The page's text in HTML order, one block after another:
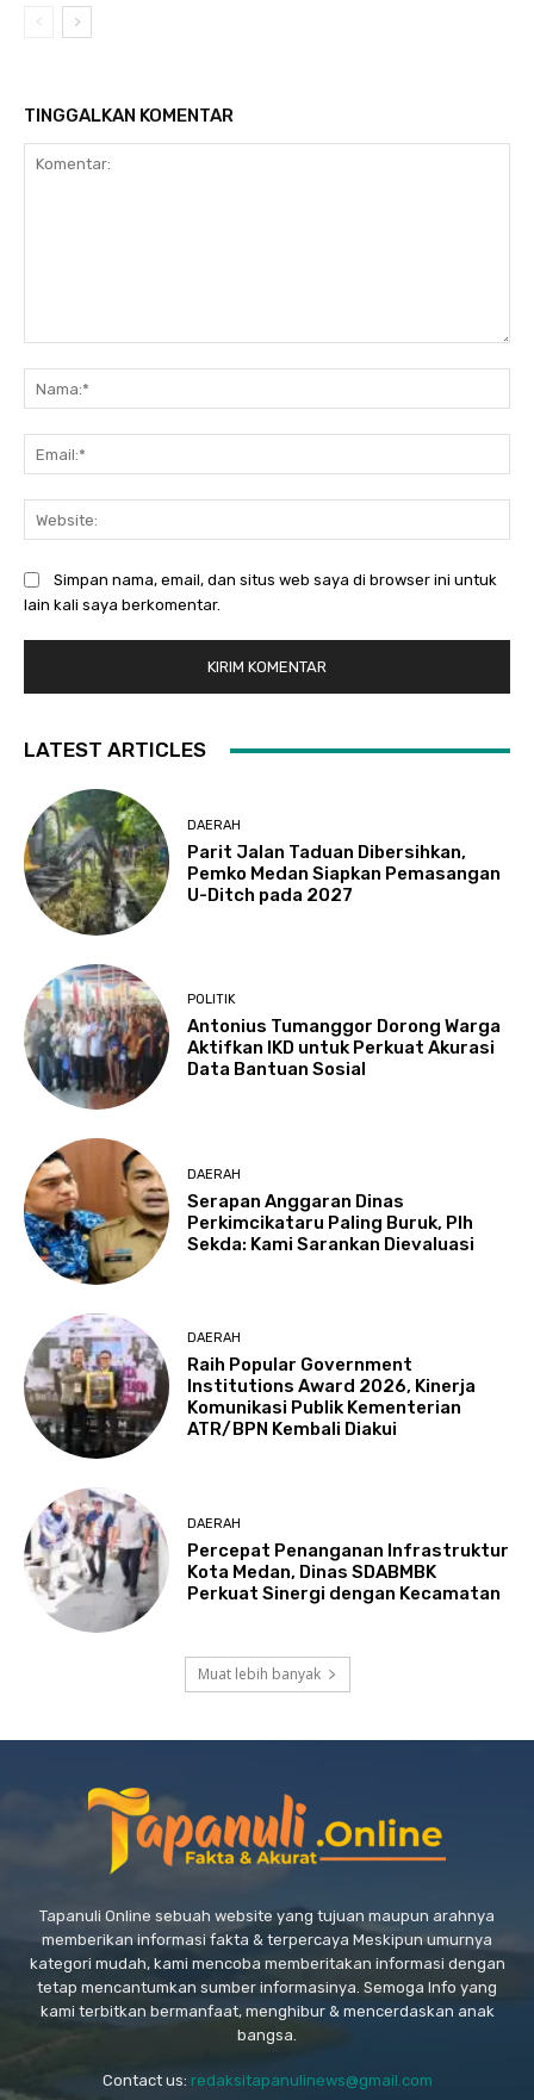
TINGGALKAN KOMENTAR
Simpan nama, email, dan situs web saya di browser ini untuk
lain kali saya berkomentar.
LATEST ARTICLES
DAERAH
Parit Jalan Taduan Dibersihkan,
Pemko Medan Siapkan Pemasangan
U-Ditch pada 2027
POLITIK
Antonius Tumanggor Dorong Warga
Aktifkan IKD untuk Perkuat Akurasi
Data Bantuan Sosial
DAERAH
Serapan Anggaran Dinas
Perkimcikataru Paling Buruk, Plh
Sekda: Kami Sarankan Dievaluasi
DAERAH
Raih Popular Government
Institutions Award 2026, Kinerja
Komunikasi Publik Kementerian
ATR/BPN Kembali Diakui
DAERAH
Percepat Penanganan Infrastruktur
Kota Medan, Dinas SDABMBK
Perkuat Sinergi dengan Kecamatan
Muat lebih banyak
Tapanuli Online sebuah website yang tujuan maupun arahnya
memberikan informasi fakta & terpercaya Meskipun umurnya
kategori mudah, kami mencoba memberitakan informasi dengan
tetap mencantumkan sumber informasinya. Semoga Info yang
kami terbitkan bermanfaat, menghibur & mencerdaskan anak
bangsa.
Contact us: redaksitapanulinews@gmail.com